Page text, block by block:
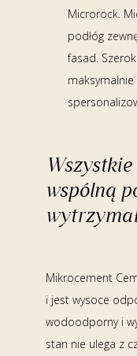
Microröck.
podłóg
fasad.
maksymalnie
wspólną
Mikrocement
i jest wysoce
wodoodporny i
stan nie ulega z